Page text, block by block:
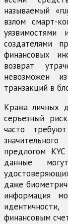
называемый
взлом смарт-
создателями
финансовых
возврат
невозможен
транзакций в
Кража личных
серьезный
часто
предлогом
данные
даже
информация
финансовым